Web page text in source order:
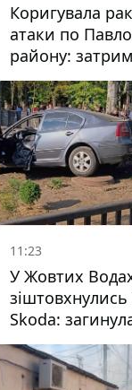
Коригувала
атаки по
району:
агентку
11:23
У Жовтих
зіштовхнулись
Skoda:
людей